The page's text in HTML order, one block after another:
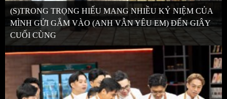
(S)TRONG TRỌNG HIẾU MANG NHIỀU KỶ NIỆM CỦA
MÌNH GỬI GẮM VÀO (ANH VẪN YÊU EM) ĐẾN GIÂY
CUỐI CÙNG